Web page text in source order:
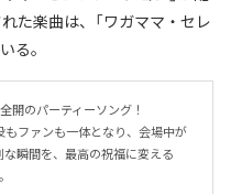
た楽曲は、「ワガママ・セレ
る。
開のパーティーソング！
もファンも一体となり、会場中が
瞬間を、最高の祝福に変える